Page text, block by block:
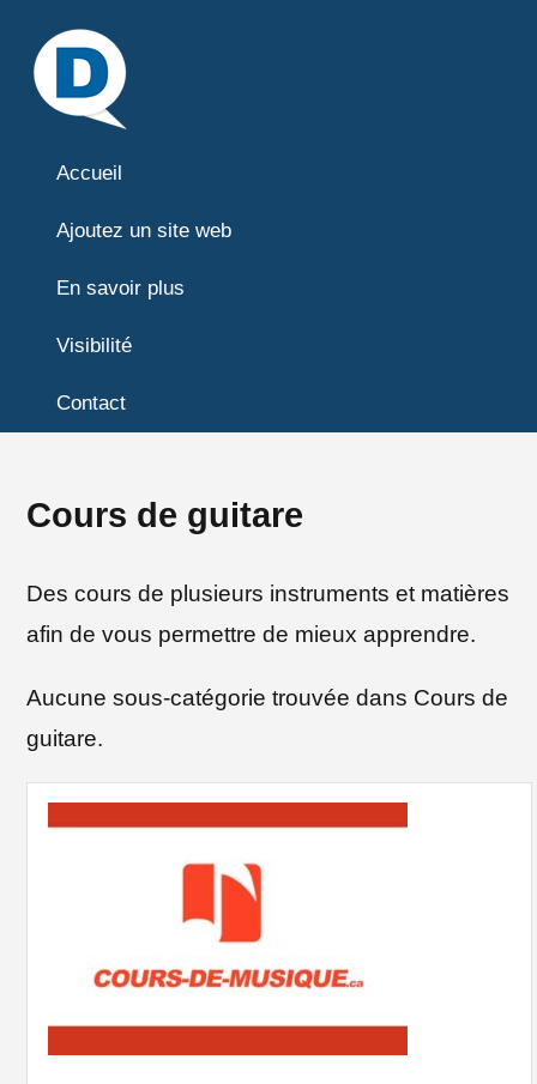
Accueil
Ajoutez un site web
En savoir plus
Visibilité
Contact
Cours de guitare
Des cours de plusieurs instruments et matières
afin de vous permettre de mieux apprendre.
Aucune sous-catégorie trouvée dans Cours de
guitare.